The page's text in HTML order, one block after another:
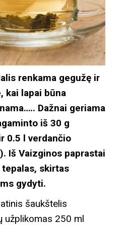
renkama gegužę ir
kai lapai būna
Dažnai geriama
iš 30 g
0.5 l verdančio
Iš Vaizginos paprastai
skirtas
gydyti.
šaukštelis
užplikomas 250 ml